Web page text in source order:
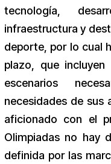
tecnología,
infraestructura y
deporte, por lo cual
plazo, que
escenarios
necesidades de sus
aficionado con el
Olimpiadas no hay
definida por las